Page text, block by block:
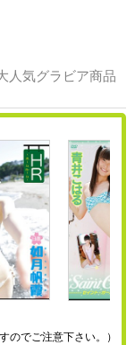
人気グラビア商品
のでご注意下さい。）